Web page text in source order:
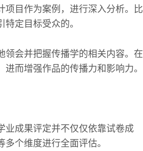
项目作为案例，进行深入分析。比
定目标受众的。
领会并把握传播学的相关内容。在
而增强作品的传播力和影响力。
业成果评定并不仅仅依靠试卷成
个维度进行全面评估。